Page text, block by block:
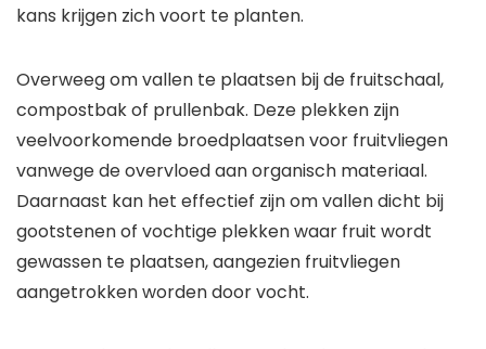
kans krijgen zich voort te planten.
Overweeg om vallen te plaatsen bij de fruitschaal,
compostbak of prullenbak. Deze plekken zijn
veelvoorkomende broedplaatsen voor fruitvliegen
vanwege de overvloed aan organisch materiaal.
Daarnaast kan het effectief zijn om vallen dicht bij
gootstenen of vochtige plekken waar fruit wordt
gewassen te plaatsen, aangezien fruitvliegen
aangetrokken worden door vocht.